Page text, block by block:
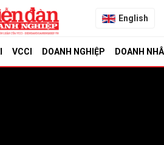
English
VCCI DOANH NGHIỆP DOANH